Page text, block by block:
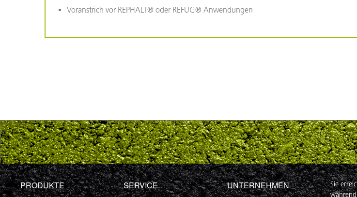
Voranstrich vor REPHALT® oder REFUG® Anwendungen
PRODUKTE SERVICE UNTERNEHMEN
Sie